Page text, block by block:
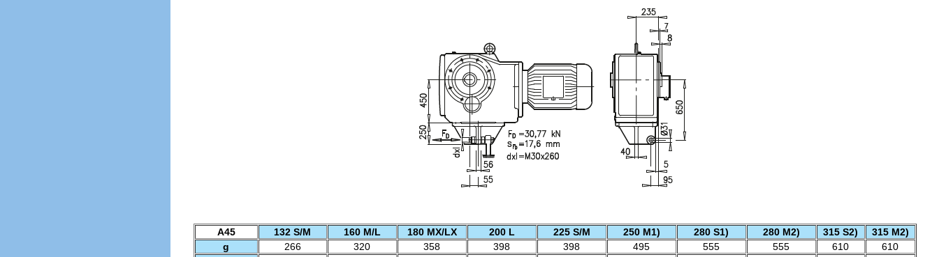
A45 132 S/M 160 M/L 180 MX/LX 200 L 225 S/M 250 M1) 280 S1) 280 M2) 315 S2)
315 M2)
g
266 320 358 398 398 495 555 555 610
610